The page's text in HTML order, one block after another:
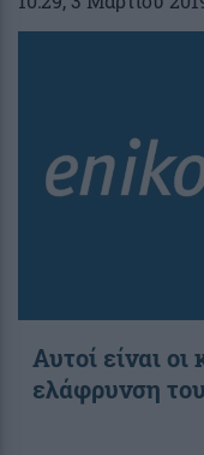
Αυτοί είναι
ελάφρυνση